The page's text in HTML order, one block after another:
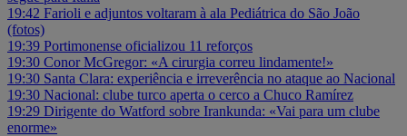
19:42 Farioli e adjuntos voltaram à ala Pediátrica do São João
(fotos)
19:39 Portimonense oficializou 11 reforços
19:30 Conor McGregor: «A cirurgia correu lindamente!»
19:30 Santa Clara: experiência e irreverência no ataque ao Nacional
19:30 Nacional: clube turco aperta o cerco a Chuco Ramírez
19:29 Dirigente do Watford sobre Irankunda: «Vai para um clube
enorme»